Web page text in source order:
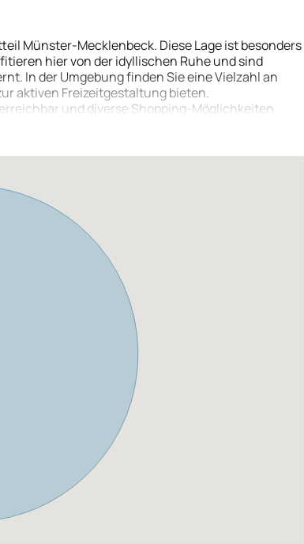
Münster-Mecklenbeck. Diese Lage ist besonders
hier von der idyllischen Ruhe und sind
In der Umgebung finden Sie eine Vielzahl an
aktiven Freizeitgestaltung bieten.
und diverse Shopping-Möglichkeiten
Nähe. Die Verkehrsanbindung ist ideal:
nur 5 Minuten Entfernung erreichbar. Somit sind